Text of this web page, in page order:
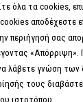
όλα τα cookies,
αποδέχεστε
περιήγησή σας
«Απόρριψη».
λάβετε γνώση των
τους
ιστοτόπου.